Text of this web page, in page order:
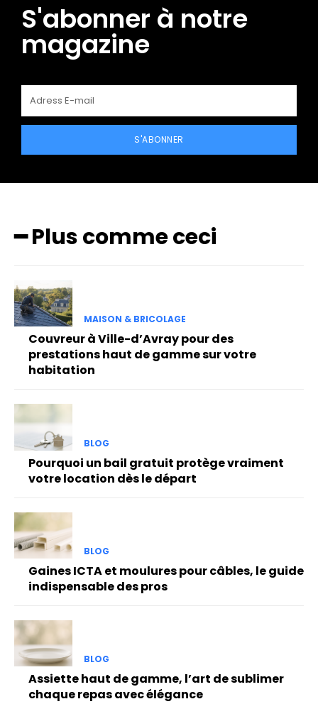
S'abonner à notre
magazine
S'ABONNER
━ Plus comme ceci
MAISON & BRICOLAGE
Couvreur à Ville-d’Avray pour des
prestations haut de gamme sur votre
habitation
BLOG
Pourquoi un bail gratuit protège vraiment
votre location dès le départ
BLOG
Gaines ICTA et moulures pour câbles, le guide
indispensable des pros
BLOG
Assiette haut de gamme, l’art de sublimer
chaque repas avec élégance